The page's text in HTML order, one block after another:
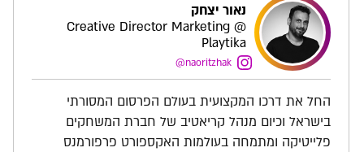
נאור יצחק
Creative Director Marketing @
Playtika
naoritzhak@
החל את דרכו המקצועית בעולם הפרסום המסורתי
בישראל וכיום מנהל קריאטיב של חברת המשחקים
פלייטיקה ומתמחה בעולמות האקספורט פרפורמנס